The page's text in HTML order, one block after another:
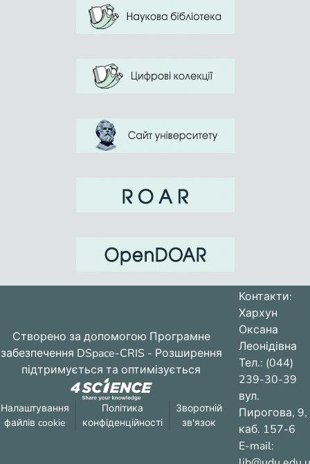
Створено за допомогою Програмне
забезпечення DSpace-CRIS - Розширення
підтримується та оптимізується
Налаштування
файлів cookie
Політика
конфіденційності
Зворотній
зв'язок
Контакти:
Хархун
Оксана
Леонідівна
Тел.: (044)
239-30-39
вул.
Пирогова, 9,
каб. 157-6
E-mail: